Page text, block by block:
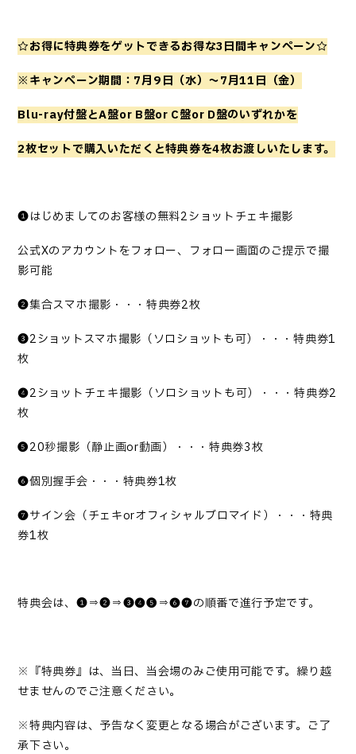
☆お得に特典券をゲットできるお得な3日間キャンペーン☆
※キャンペーン期間： 7月9日（水）～7月11日（金）
Blu-ray付盤とA盤or B盤or C盤or D盤のいずれかを
2枚セットで購入いただくと特典券を4枚お渡しいたします。
❶はじめましてのお客様の無料2ショットチェキ撮影
公式Xのアカウントをフォロー、フォロー画面のご提示で撮
影可能
❷集合スマホ撮影・・・特典券2枚
❸2ショットスマホ撮影（ソロショットも可）・・・特典券1
枚
❹2ショットチェキ撮影（ソロショットも可）・・・特典券2
枚
❺20秒撮影（静止画or動画）・・・特典券3枚
❻個別握手会・・・特典券1枚
❼サイン会（チェキorオフィシャルブロマイド）・・・特典
券1枚
特典会は、 ❶⇒❷⇒❸❹❺⇒❻❼の順番で進行予定です。
※『特典券』は、当日、当会場のみご使用可能です。繰り越
せませんのでご注意ください。
※特典内容は、予告なく変更となる場合がございます。ご了
承下さい。